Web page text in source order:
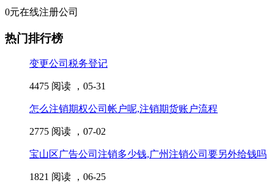
0元在线注册公司
热门排行榜
变更公司税务登记
4475 阅读 ， 05-31
怎么注销期权公司帐户呢,注销期货账户流程
2775 阅读 ， 07-02
宝山区广告公司注销多少钱,广州注销公司要另外给钱吗
1821 阅读 ， 06-25